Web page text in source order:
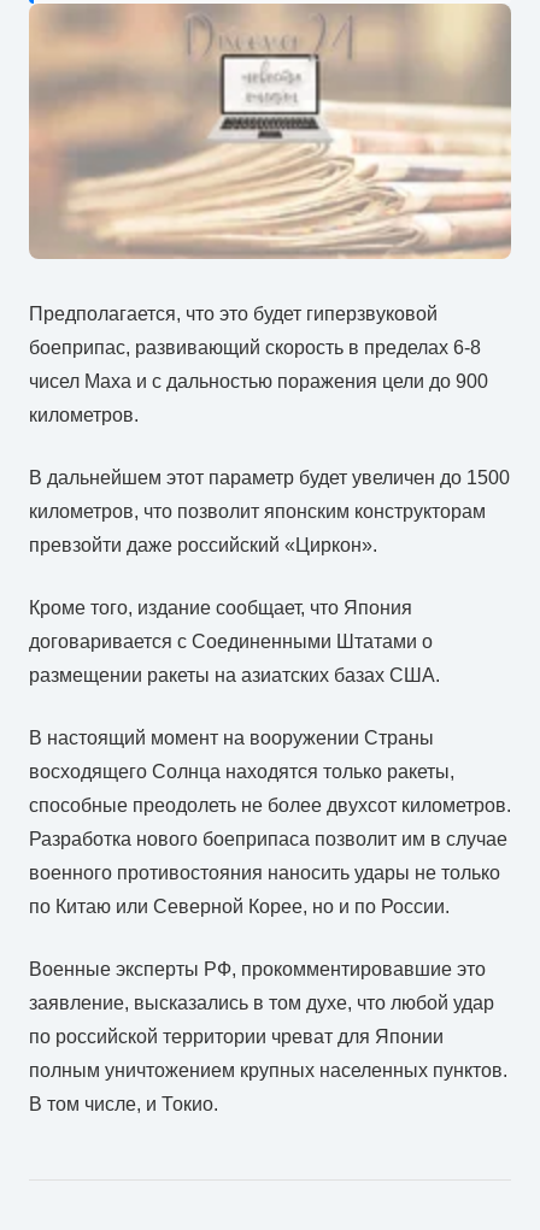
Предполагается, что это будет гиперзвуковой
боеприпас, развивающий скорость в пределах 6-8
чисел Маха и с дальностью поражения цели до 900
километров.
В дальнейшем этот параметр будет увеличен до 1500
километров, что позволит японским конструкторам
превзойти даже российский «Циркон».
Кроме того, издание сообщает, что Япония
договаривается с Соединенными Штатами о
размещении ракеты на азиатских базах США.
В настоящий момент на вооружении Страны
восходящего Солнца находятся только ракеты,
способные преодолеть не более двухсот километров.
Разработка нового боеприпаса позволит им в случае
военного противостояния наносить удары не только
по Китаю или Северной Корее, но и по России.
Военные эксперты РФ, прокомментировавшие это
заявление, высказались в том духе, что любой удар
по российской территории чреват для Японии
полным уничтожением крупных населенных пунктов.
В том числе, и Токио.